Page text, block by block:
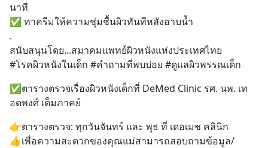
นาที
✅ ทาครีมให้ความชุ่มชื้นผิวทันทีหลังอาบน้ำ
.
สนับสนุนโดย...สมาคมแพทย์ผิวหนังแห่งประเทศไทย
#โรคผิวหนังในเด็ก #คำถามที่พบบ่อย #ดูแลผิวพรรณเด็ก
✅ตารางตรวจเรื่องผิวหนังเด็กที่ DeMed Clinic รศ. นพ. เท
อดพงศ์ เต็มภาคย์
👉ตารางตรวจ: ทุกวันจันทร์ และ พุธ ที่ เดอเมช คลินิก
👍เพื่อความสะดวกของคุณแม่สามารถสอบถามข้อมูล/